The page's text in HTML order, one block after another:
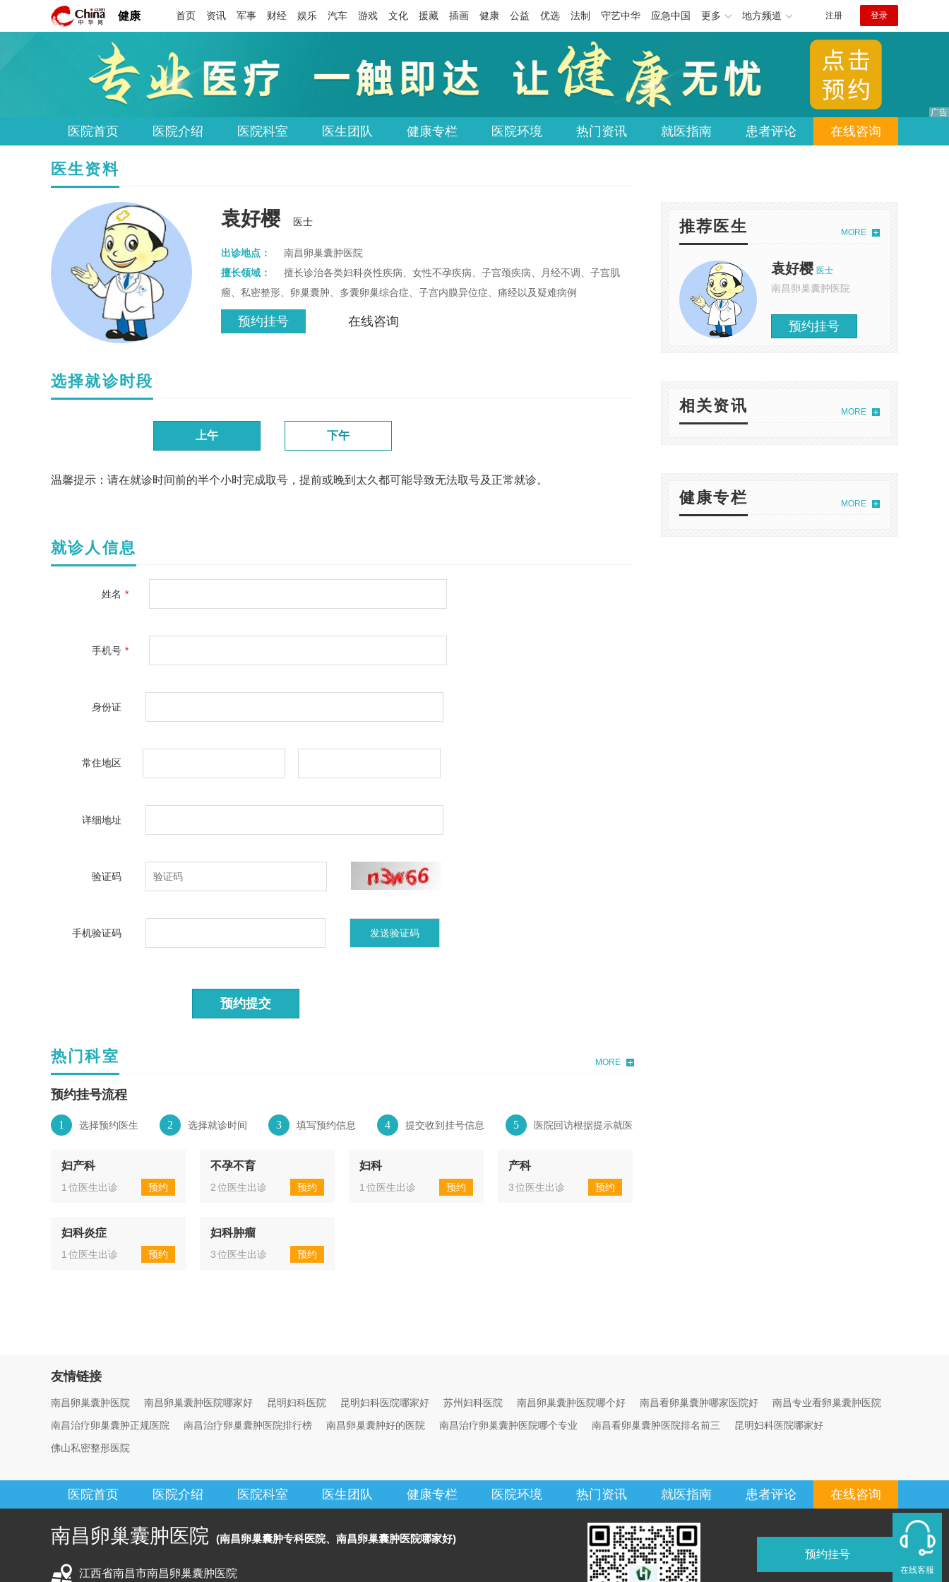
健康 首页 资讯 军事 财经 娱乐 汽车 游戏 文化 援藏 插画 健康 公益 优选 法制 守艺中华 应急中国 更多 地方频道 注册 登录
医院首页 医院介绍 医院科室 医生团队 健康专栏 医院环境 热门资讯 就医指南 患者评论 在线咨询
医生资料
袁好樱 医士
出诊地点：
南昌卵巢囊肿医院
擅长领域：
擅长诊治各类妇科炎性疾病、女性不孕疾病、子宫颈疾病、月经不调、子宫肌
瘤、私密整形、卵巢囊肿、多囊卵巢综合症、子宫内膜异位症、痛经以及疑难病例
预约挂号 在线咨询
选择就诊时段
上午 下午
温馨提示：请在就诊时间前的半个小时完成取号，提前或晚到太久都可能导致无法取号及正常就诊。
就诊人信息
姓名 *
手机号 *
身份证
常住地区
详细地址
验证码
手机验证码
预约提交
热门科室 MORE
预约挂号流程
1 选择预约医生 2 选择就诊时间 3 填写预约信息 4 提交收到挂号信息 5 医院回访根据提示就医
妇产科
1 位医生出诊 预约
不孕不育
2位医生出诊 预约
妇科
1 位医生出诊 预约
产科
3位医生出诊 预约
妇科炎症
1 位医生出诊 预约
妇科肿瘤
3位医生出诊 预约
推荐医生 MORE
袁好樱 医士
南昌卵巢囊肿医院
预约挂号
相关资讯 MORE
健康专栏 MORE
友情链接
南昌卵巢囊肿医院 南昌卵巢囊肿医院哪家好 昆明妇科医院 昆明妇科医院哪家好 苏州妇科医院 南昌卵巢囊肿医院哪个好 南昌看卵巢囊肿哪家医院好
南昌专业看卵巢囊肿医院
南昌治疗卵巢囊肿正规医院
南昌治疗卵巢囊肿医院排行榜 南昌卵巢囊肿好的医院 南昌治疗卵巢囊肿医院哪个专业 南昌看卵巢囊肿医院排名前三
昆明妇科医院哪家好
佛山私密整形医院
医院首页 医院介绍 医院科室 医生团队 健康专栏 医院环境 热门资讯 就医指南 患者评论 在线咨询
预约挂号
南昌卵巢囊肿医院 (南昌卵巢囊肿专科医院、南昌卵巢囊肿医院哪家好)
江西省南昌市南昌卵巢囊肿医院 在线客服